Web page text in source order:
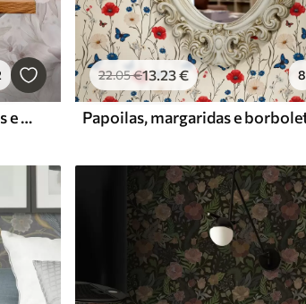
Padrão claro com flores grandes e delicadas
22.05€13.23€ 8